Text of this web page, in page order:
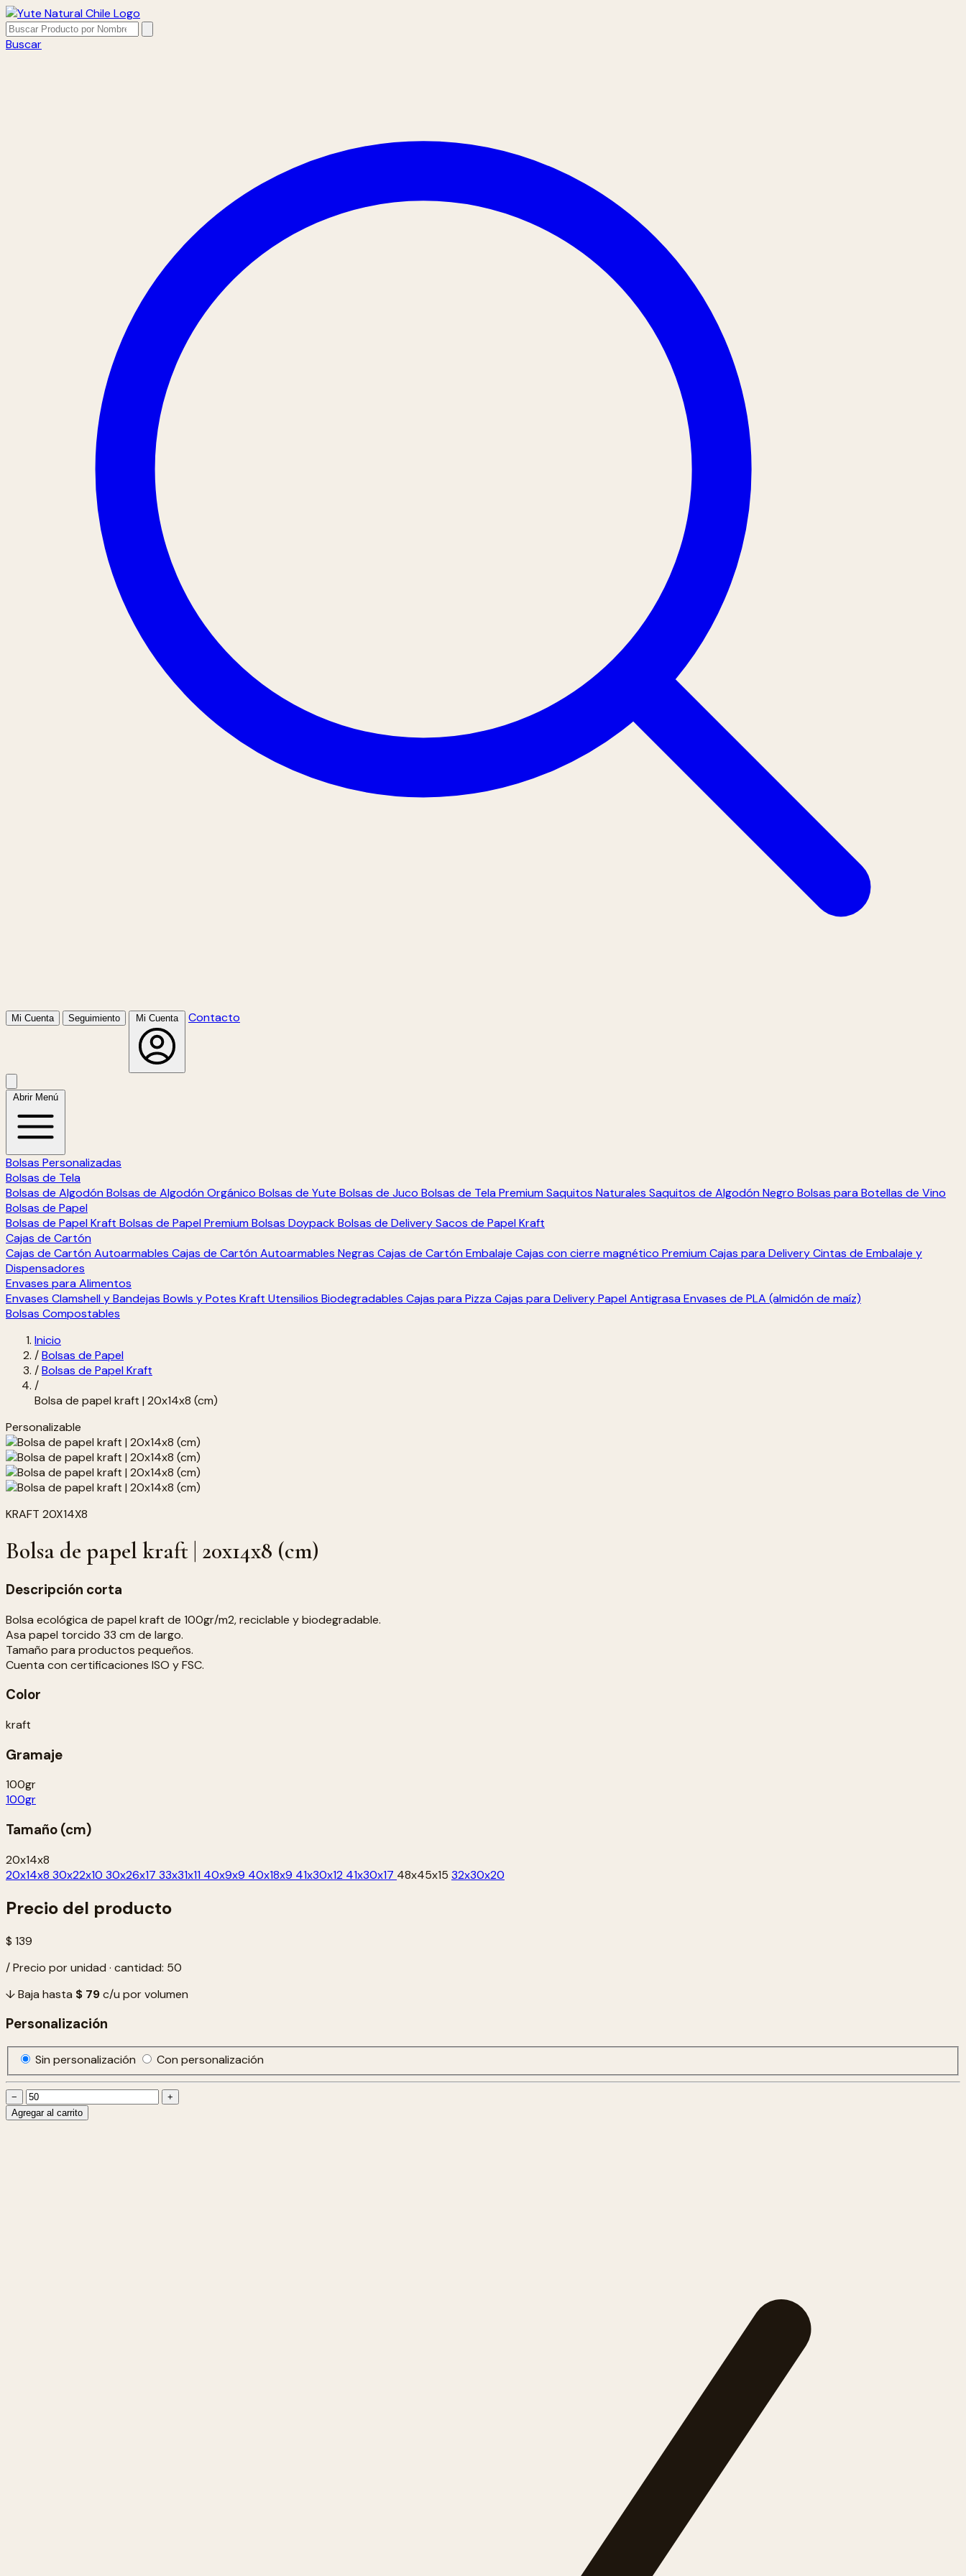
Buscar
Mi Cuenta Seguimiento Mi Cuenta Contacto
Abrir Menú
Bolsas Personalizadas
Bolsas de Tela
Bolsas de Algodón Bolsas de Algodón Orgánico Bolsas de Yute Bolsas de Juco Bolsas de Tela Premium Saquitos Naturales Saquitos de Algodón Negro Bolsas para Botellas de Vino
Bolsas de Papel
Bolsas de Papel Kraft Bolsas de Papel Premium Bolsas DoypackBolsas de DeliverySacos de Papel Kraft
Cajas de Cartón
Cajas de Cartón Autoarmables Cajas de Cartón Autoarmables Negras Cajas de Cartón Embalaje Cajas con cierre magnético Premium Cajas para DeliveryCintas de Embalaje y
Dispensadores
Envases para Alimentos
Envases Clamshell y Bandejas Bowls y Potes Kraft Utensilios Biodegradables Cajas para Pizza Cajas para DeliveryPapel Antigrasa Envases de PLA (almidón de maíz)
Bolsas Compostables
Inicio
/Bolsas de Papel
/Bolsas de Papel Kraft
/
Bolsa de papel kraft | 20x14x8 (cm)
Personalizable
KRAFT 20X14X8
Bolsa de papel kraft | 20x14x8 (cm)
Descripción corta
Bolsa ecológica de papel kraft de 100gr/m2, reciclable y biodegradable.
Asa papel torcido 33 cm de largo.
Tamaño para productos pequeños.
Cuenta con certificaciones ISO y FSC.
Color
kraft
Gramaje
100gr
100gr
Tamaño (cm)
20x14x8
20x14x8 30x22x10 30x26x17 33x31x11 40x9x9 40x18x9 41x30x12 41x30x17 48x45x15 32x30x20
Precio del producto
$ 139
/ Precio por unidad · cantidad: 50
↓ Baja hasta $ 79c/u por volumen
Personalización
Sin personalización Con personalización
−
+
Agregar al carrito